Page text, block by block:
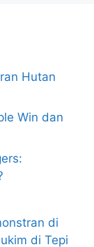
Hutan
Win dan
di
di Tepi